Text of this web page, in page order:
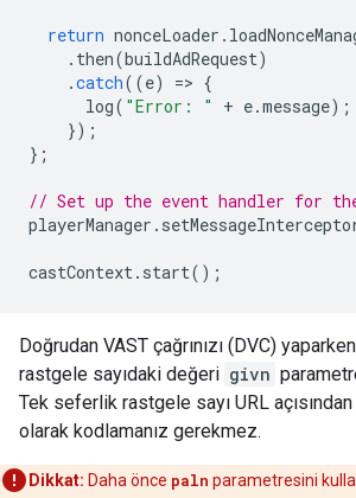
return nonceLoader .
. then(buildAdRequest)
.catch((e) => {
log( "Error: " + e.message);
});
};
// Set up the event handler for the
playerManager .
castContext. start();
Doğrudan VAST çağrınızı (DVC)
rastgele sayıdaki değeri givn
Tek seferlik rastgele sayı URL
olarak kodlamanız gerekmez.
Dikkat: Daha önce paln parametresini